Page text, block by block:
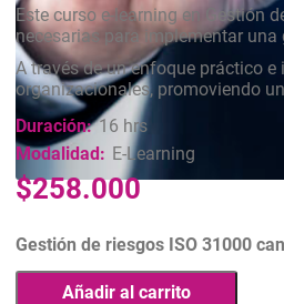
Este curso e-learning en Gestión
necesarias para implementar
A través de un enfoque práctico
organizacionales, promoviendo
Duración: 16 hrs
Modalidad: E-Learning
$258.000
Gestión de riesgos ISO 31000
Añadir al carrito